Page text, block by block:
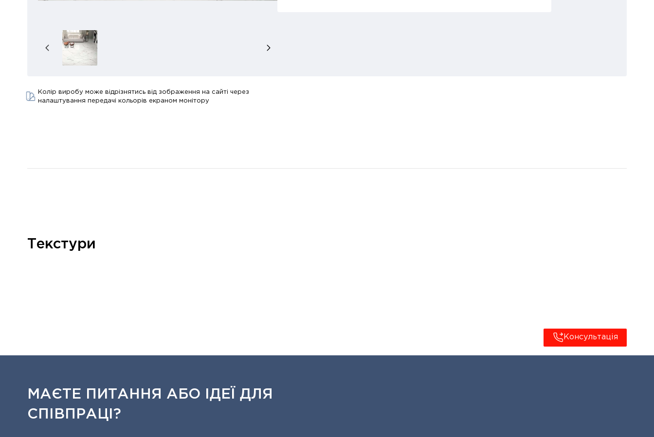
Колір виробу може відрізнятись від зображення на сайті через
налаштування передачі кольорів екраном монітору
Текстури
Консультація
МАЄТЕ ПИТАННЯ АБО ІДЕЇ ДЛЯ
СПІВПРАЦІ?